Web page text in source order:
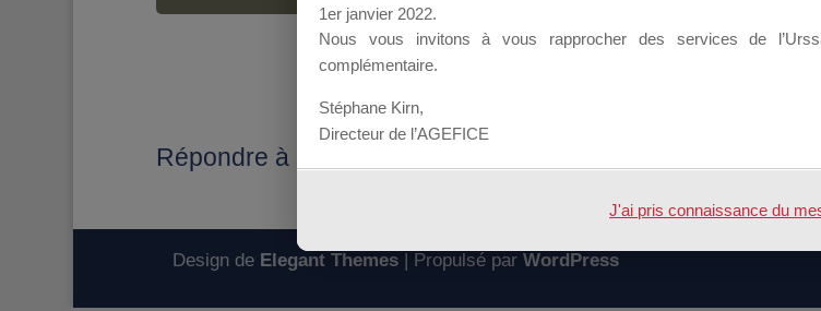
Répondre à : Public
Design de Elegant Themes| Propulsé par WordPress
1er janvier 2022.
Nous vous invitons à vous rapprocher des services de
complémentaire.
Stéphane Kirn,
Directeur de l’AGEFICE
J'ai pris connaissance du